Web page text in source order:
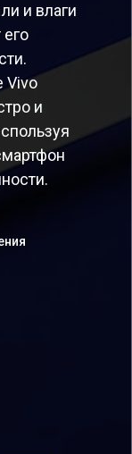
и влаги
его
Vivo
и